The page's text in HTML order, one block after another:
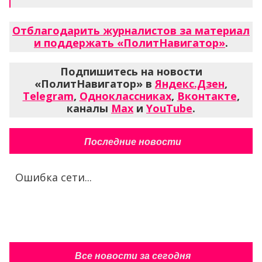
Отблагодарить журналистов за материал
и поддержать «ПолитНавигатор».
Подпишитесь на новости
«ПолитНавигатор» вЯндекс.Дзен,
Telegram, Одноклассниках, Вконтакте,
каналы Max и YouTube.
Последние новости
Ошибка сети...
Все новости за сегодня